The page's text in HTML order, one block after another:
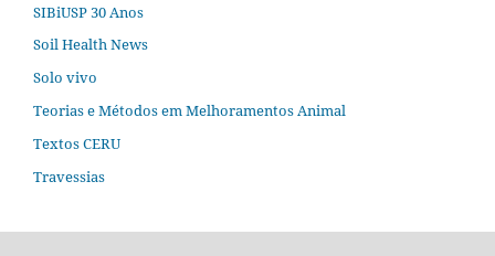
SIBiUSP 30 Anos
Soil Health News
Solo vivo
Teorias e Métodos em Melhoramentos Animal
Textos CERU
Travessias